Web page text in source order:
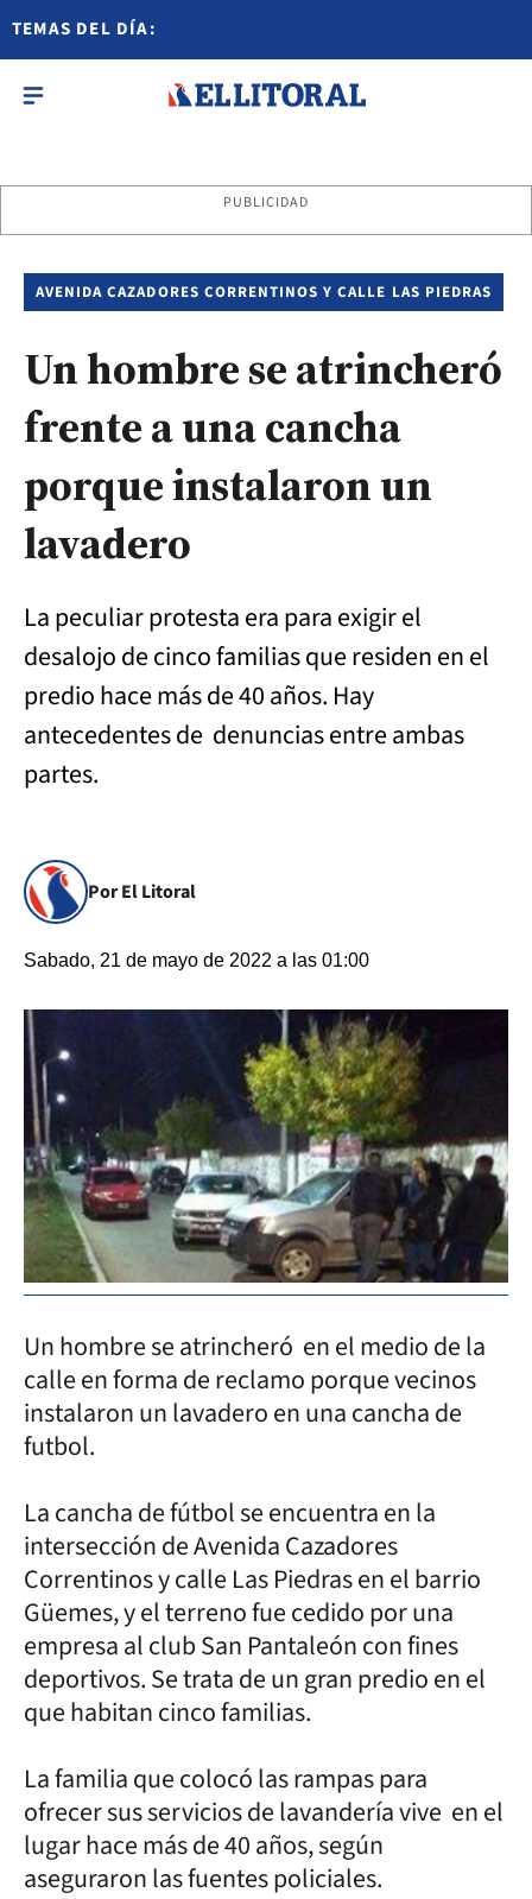
TEMAS DEL DÍA:
PUBLICIDAD
AVENIDA CAZADORES CORRENTINOS Y CALLE LAS PIEDRAS
Un hombre se atrincheró
frente a una cancha
porque instalaron un
lavadero
La peculiar protesta era para exigir el
desalojo de cinco familias que residen en el
predio hace más de 40 años. Hay
antecedentes de denuncias entre ambas
partes.
Por El Litoral
Sabado, 21 de mayo de 2022 a las 01:00
Un hombre se atrincheró en el medio de la
calle en forma de reclamo porque vecinos
instalaron un lavadero en una cancha de
futbol.
La cancha de fútbol se encuentra en la
intersección de Avenida Cazadores
Correntinos y calle Las Piedras en el barrio
Güemes, y el terreno fue cedido por una
empresa al club San Pantaleón con fines
deportivos. Se trata de un gran predio en el
que habitan cinco familias.
La familia que colocó las rampas para
ofrecer sus servicios de lavandería vive en el
lugar hace más de 40 años, según
aseguraron las fuentes policiales.